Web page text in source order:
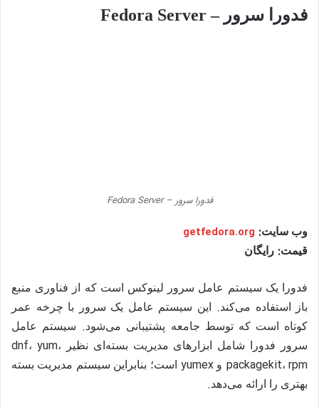
فدورا سرور – Fedora Server
فدورا سرور – Fedora Server
وب سایت:
getfedora.org
قیمت: رایگان
فدورا یک سیستم عامل سرور لینوکس است که از فناوری منبع
باز استفاده می‌کند.
این سیستم عامل یک سرور با چرخه عمر
کوتاه است که توسط جامعه پشتیبانی می‌شود. سیستم عامل
سرور فدورا شامل ابزارهای مدیریت بسته‌ای نظیر
dnf، yum،
packagekit، rpm وyumex است؛ بنابراین سیستم مدیریت بسته
بهتری را ارائه می‌دهد.